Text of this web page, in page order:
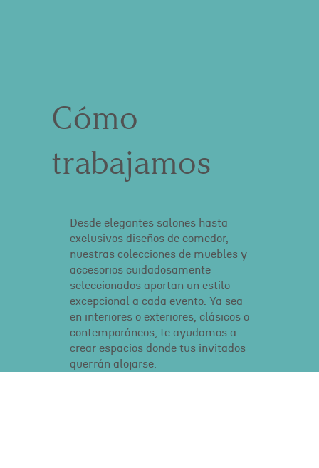
Cómo
trabajamos
Desde elegantes salones hasta
exclusivos diseños de comedor,
nuestras colecciones de muebles y
accesorios cuidadosamente
seleccionados aportan un estilo
excepcional a cada evento. Ya sea
en interiores o exteriores, clásicos o
contemporáneos, te ayudamos a
crear espacios donde tus invitados
querrán alojarse.